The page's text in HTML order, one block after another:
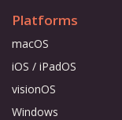
Platforms
macOS
iOS / iPadOS
visionOS
Windows